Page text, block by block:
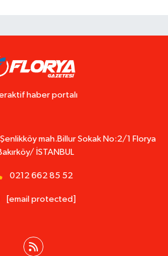
haber portalı
Şenlikköy mah.Billur Sokak No:2/1 Florya
İSTANBUL
0212 662 85 52
[email protected]